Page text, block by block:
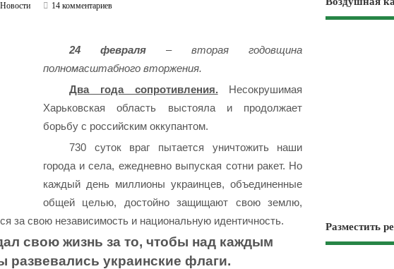
Новости
14 комментариев
24 февраля – вторая годовщина
полномасштабного вторжения.
Два года сопротивления.Несокрушимая
Харьковская область выстояла и продолжает
борьбу с российским оккупантом.
730 суток враг пытается уничтожить наши
города и села, ежедневно выпуская сотни ракет. Но
каждый день миллионы украинцев, объединенные
общей целью, достойно защищают свою землю,
за свою независимость и национальную идентичность.
свою жизнь за то, чтобы над каждым
украинские флаги.
Разместить